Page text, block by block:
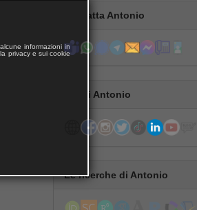
Contatta Antonio
Segui Antonio
Le ricerche di Antonio
informazioni in
privacy e sui cookie